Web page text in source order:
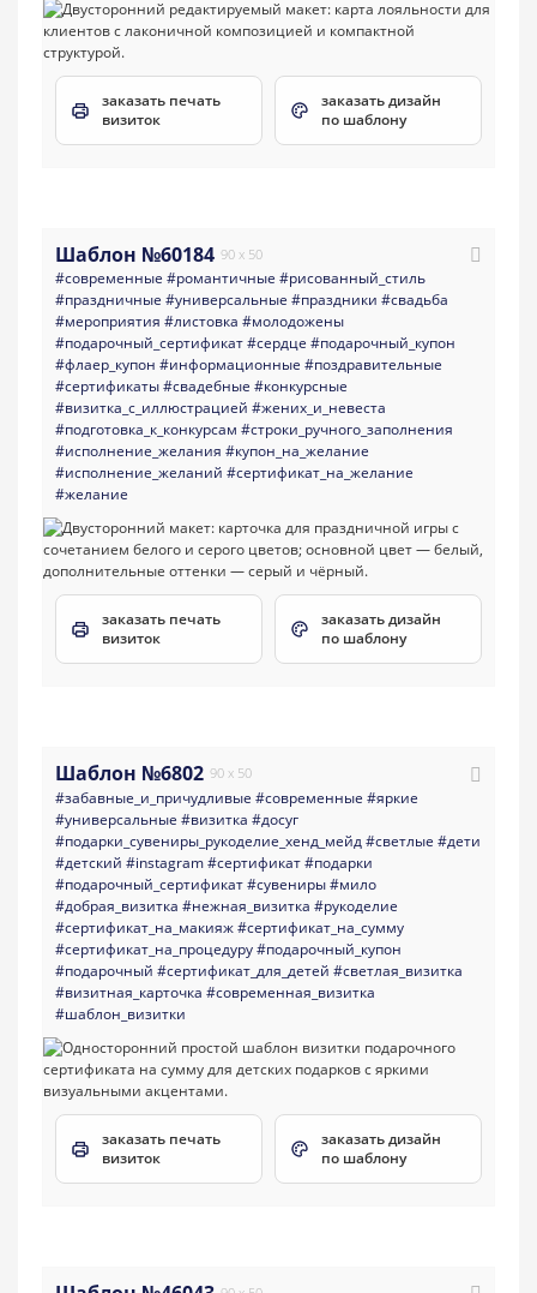
заказать печать
визиток
заказать дизайн
по шаблону
Шаблон №60184 90 x 50
#современные #романтичные #рисованный_стиль
#праздничные #универсальные #праздники #свадьба
#мероприятия #листовка #молодожены
#подарочный_сертификат#сердце #подарочный_купон
#флаер_купон #информационные #поздравительные
#сертификаты#свадебные #конкурсные
#визитка_с_иллюстрацией #жених_и_невеста
#подготовка_к_конкурсам #строки_ручного_заполнения
#исполнение_желания #купон_на_желание
#исполнение_желаний #сертификат_на_желание
#желание
заказать печать
визиток
заказать дизайн
по шаблону
Шаблон №6802 90 x 50
#забавные_и_причудливые #современные #яркие
#универсальные #визитка #досуг
#подарки_сувениры_рукоделие_хенд_мейд#светлые #дети
#детский #instagram#сертификат#подарки
#подарочный_сертификат#сувениры#мило
#добрая_визитка #нежная_визитка #рукоделие
#сертификат_на_макияж#сертификат_на_сумму
#сертификат_на_процедуру#подарочный_купон
#подарочный #сертификат_для_детей #светлая_визитка
#визитная_карточка #современная_визитка
#шаблон_визитки
заказать печать
визиток
заказать дизайн
по шаблону